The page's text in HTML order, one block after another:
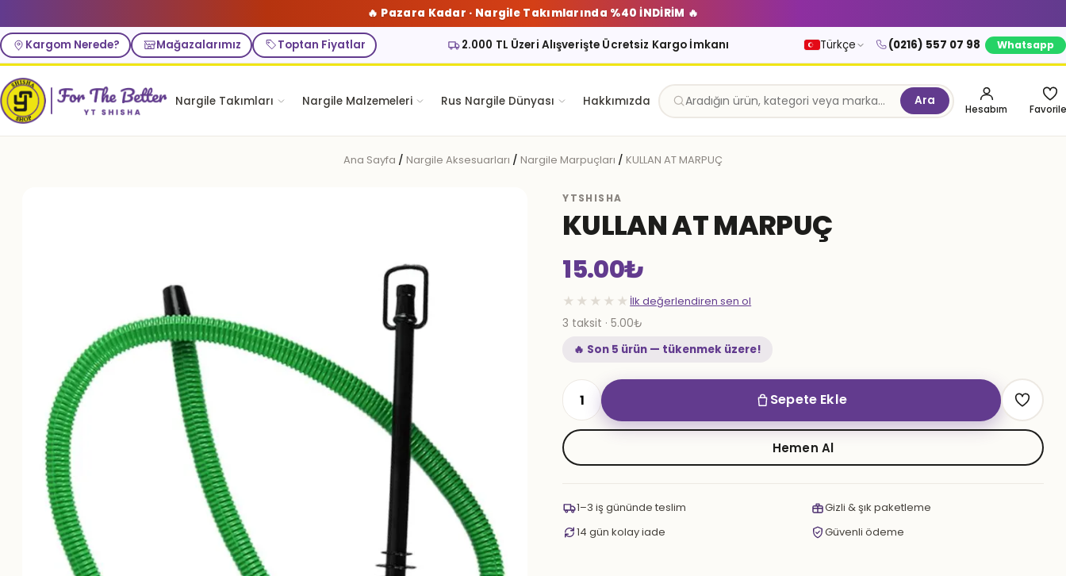
🔥 Pazara Kadar · Nargile Takımlarında %40 İNDİRİM 🔥
Kargom Nerede? Mağazalarımız Toptan Fiyatlar 2.000 TL Üzeri Alışverişte Ücretsiz Kargo İmkanı Türkçe (0216) 557 07 98 Whatsapp
Nargile Takımları Nargile Malzemeleri Rus Nargile Dünyası Hakkımızda Ara
Hesabım
Ana Sayfa / Nargile Aksesuarları / Nargile Marpuçları / KULLAN AT MARPUÇ
YTSHISHA
KULLAN AT MARPUÇ
15.00₺
★★★★★ İlk değerlendiren sen ol
3 taksit · 5.00₺
🔥 Son 5 ürün — tükenmek üzere!
KULLAN
AT
MARPUÇ
adet
Sepete Ekle
Hemen Al
1–3 iş gününde teslim
Gizli & şık paketleme
14 gün kolay iade
Güvenli ödeme